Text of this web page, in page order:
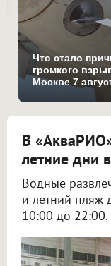
Что стало
громкого
Москве 7
В
летние дни
Водные
и летний пляж
10:00 до 22:00.